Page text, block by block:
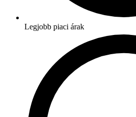
Legjobb piaci árak